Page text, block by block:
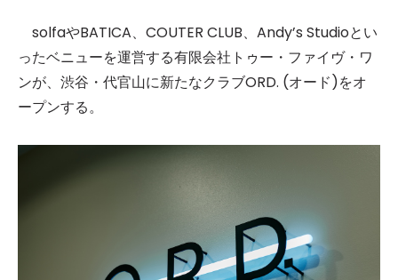
solfaやBATICA、COUTER CLUB、Andy’s Studioとい
ったベニューを運営する有限会社トゥー・ファイヴ・ワ
ンが、渋谷・代官山に新たなクラブORD. (オード)をオ
ープンする。